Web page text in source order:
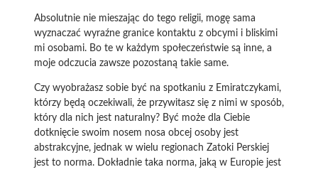
Absolutnie nie mieszając do tego religii, mogę sama
wyznaczać wyraźne granice kontaktu z obcymi i bliskimi
mi osobami. Bo te w każdym społeczeństwie są inne, a
moje odczucia zawsze pozostaną takie same.
Czy wyobrażasz sobie być na spotkaniu z Emiratczykami,
którzy będą oczekiwali, że przywitasz się z nimi w sposób,
który dla nich jest naturalny? Być może dla Ciebie
dotknięcie swoim nosem nosa obcej osoby jest
abstrakcyjne, jednak w wielu regionach Zatoki Perskiej
jest to norma. Dokładnie taka norma, jaką w Europie jest